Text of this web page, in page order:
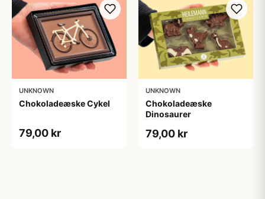
UNKNOWN
Chokoladeæske Cykel
79,00 kr
UNKNOWN
Chokoladeæske
Dinosaurer
79,00 kr